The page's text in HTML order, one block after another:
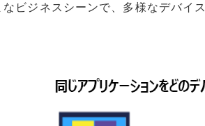
ビジネスシーンで、多様なデバイ